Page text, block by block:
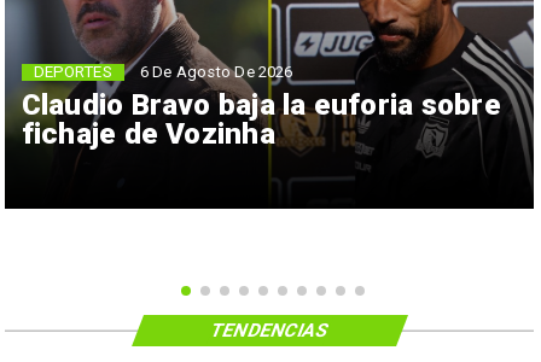
Claudio Bravo baja la euforia sobre
fichaje de Vozinha
DEPORTES 6 De Agosto De 2026
TENDENCIAS